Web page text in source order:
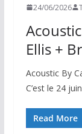
24/06/2026
Ellis +
Acoustic By
C’est le 24
Read More